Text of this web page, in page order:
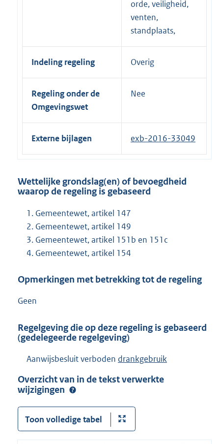
orde, veiligheid,
venten,
standplaats,
Indeling regeling Overig
Regeling onder de
Omgevingswet
Nee
Externe bijlagen exb-2016-33049
Wettelijke grondslag(en) of bevoegdheid
waarop de regeling is gebaseerd
Gemeentewet, artikel 147
Gemeentewet, artikel 149
Gemeentewet, artikel 151b en 151c
Gemeentewet, artikel 154
Opmerkingen met betrekking tot de regeling
Geen
Regelgeving die op deze regeling is gebaseerd
(gedelegeerde regelgeving)
Aanwijsbesluit verboden drankgebruik
Overzicht van in de tekst verwerkte
wijzigingen
Toon volledige tabel